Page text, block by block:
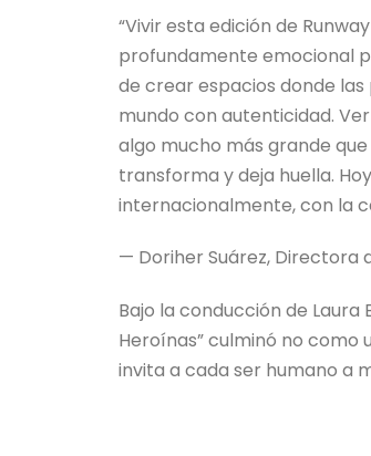
“Vivir esta edición de
profundamente emocional
de crear espacios donde
mundo con autenticidad.
algo mucho más grande
transforma y deja huella.
internacionalmente, con la
— Doriher Suárez, Directora
Bajo la conducción de
Heroínas” culminó no como
invita a cada ser humano a